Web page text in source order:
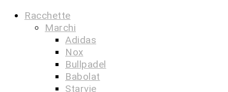
Racchette
Marchi
Adidas
Nox
Bullpadel
Babolat
Starvie